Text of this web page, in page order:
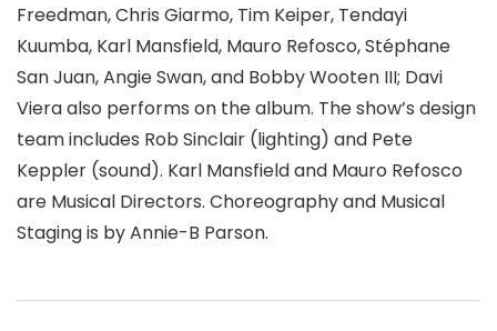
Freedman, Chris Giarmo, Tim Keiper, Tendayi
Kuumba, Karl Mansfield, Mauro Refosco, Stéphane
San Juan, Angie Swan, and Bobby Wooten III; Davi
Viera also performs on the album. The show’s design
team includes Rob Sinclair (lighting) and Pete
Keppler (sound). Karl Mansfield and Mauro Refosco
are Musical Directors. Choreography and Musical
Staging is by Annie-B Parson.